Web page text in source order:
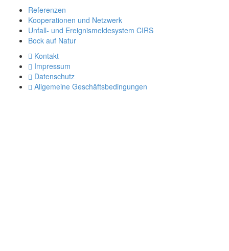
Referenzen
Kooperationen und Netzwerk
Unfall- und Ereignismeldesystem CIRS
Bock auf Natur
Kontakt
Impressum
Datenschutz
Allgemeine Geschäftsbedingungen